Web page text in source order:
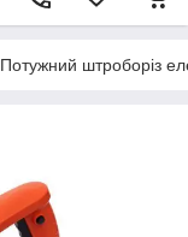
Потужний штроборіз